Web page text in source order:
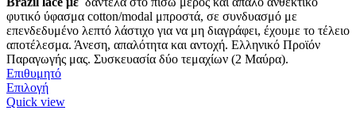
φυτικό ύφασμα cotton/modal μπροστά, σε συνδυασμό με
επενδεδυμένο λεπτό λάστιχο για να μη διαγράφει, έχουμε το τέλειο
αποτέλεσμα. Άνεση, απαλότητα και αντοχή. Ελληνικό Προϊόν
Παραγωγής μας. Συσκευασία δύο τεμαχίων (2 Μαύρα).
Επιθυμητό
ΕπιλογήΑυτό
το
Quick view